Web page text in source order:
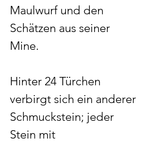
Maulwurf und den
Schätzen aus seiner
Mine.
Hinter 24 Türchen
verbirgt sich ein anderer
Schmuckstein; jeder
Stein mit